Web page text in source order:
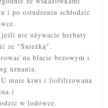
i po ostudzeniu schłodzić
nie używacie herbaty
ze "Śnieżką".
na blacie bezowym i
uznania.
U mnie kiwi i liofilizowana
w lodówce.